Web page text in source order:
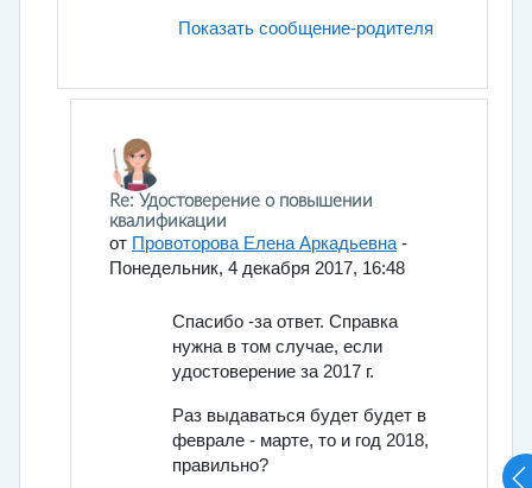
Показать сообщение-родителя
В ответ на Янышев Денис Николаевич
Re: Удостоверение о повышении
квалификации
от Провоторова Елена Аркадьевна -
Понедельник, 4 декабря 2017, 16:48
Спасибо -за ответ. Справка
нужна в том случае, если
удостоверение за 2017 г.
Раз выдаваться будет будет в
феврале - марте, то и год 2018,
правильно?